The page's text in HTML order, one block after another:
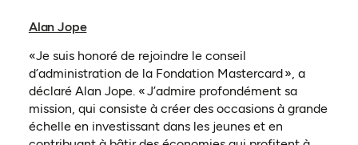
Alan Jope
«Je suis honoré de rejoindre le conseil
d’administration de la Fondation Mastercard », a
déclaré Alan Jope. « J’admire profondément sa
mission, qui consiste à créer des occasions à grande
échelle en investissant dans les jeunes et en